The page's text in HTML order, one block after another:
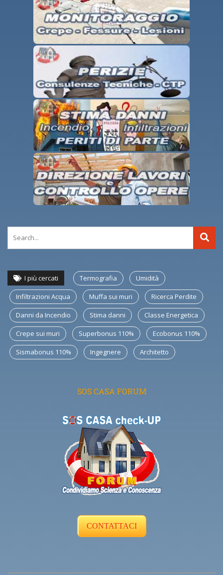
I più cercati Termografia Umidità
Infiltrazioni Acqua Muffa sui muri Ricerca Perdite
Danni da Incendio Stima danni Classe Energetica
Crepe sui muri Superbonus 110% Ecobonus 110%
Sismabonus 110% Ingegnere Architetto
SOS CASA FORUM
CONTATTACI